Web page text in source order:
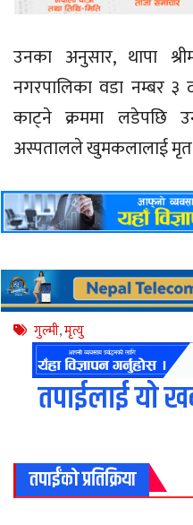
उनका अनुसार, थापा
नगरपालिका वडा नम्बर ३
काट्ने क्रममा लडेपछि
अस्पतालले खुमकलालाई मृत
गुल्मी,मृत्यु
तपाईलाई यो
तपाईंको प्रतिक्रिया